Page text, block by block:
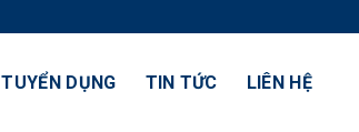
TUYỂN DỤNG TIN TỨC LIÊN HỆ